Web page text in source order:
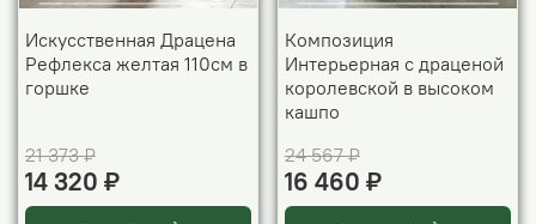
Искусственная Драцена
Рефлекса желтая 110см в
горшке
21 373 ₽
14 320 ₽
Композиция
Интерьерная с драценой
королевской в высоком
кашпо
24 567 ₽
16 460 ₽